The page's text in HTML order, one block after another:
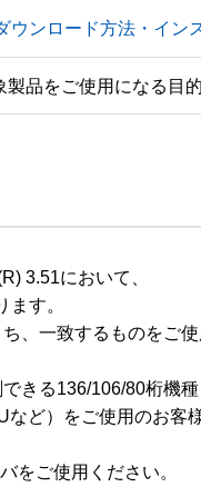
ウンロード方法・イン
製品をご使用になる目
3.51において、
す。
、一致するものをご使
きる136/106/80桁機種
ど）をご使用のお客
をご使用ください。